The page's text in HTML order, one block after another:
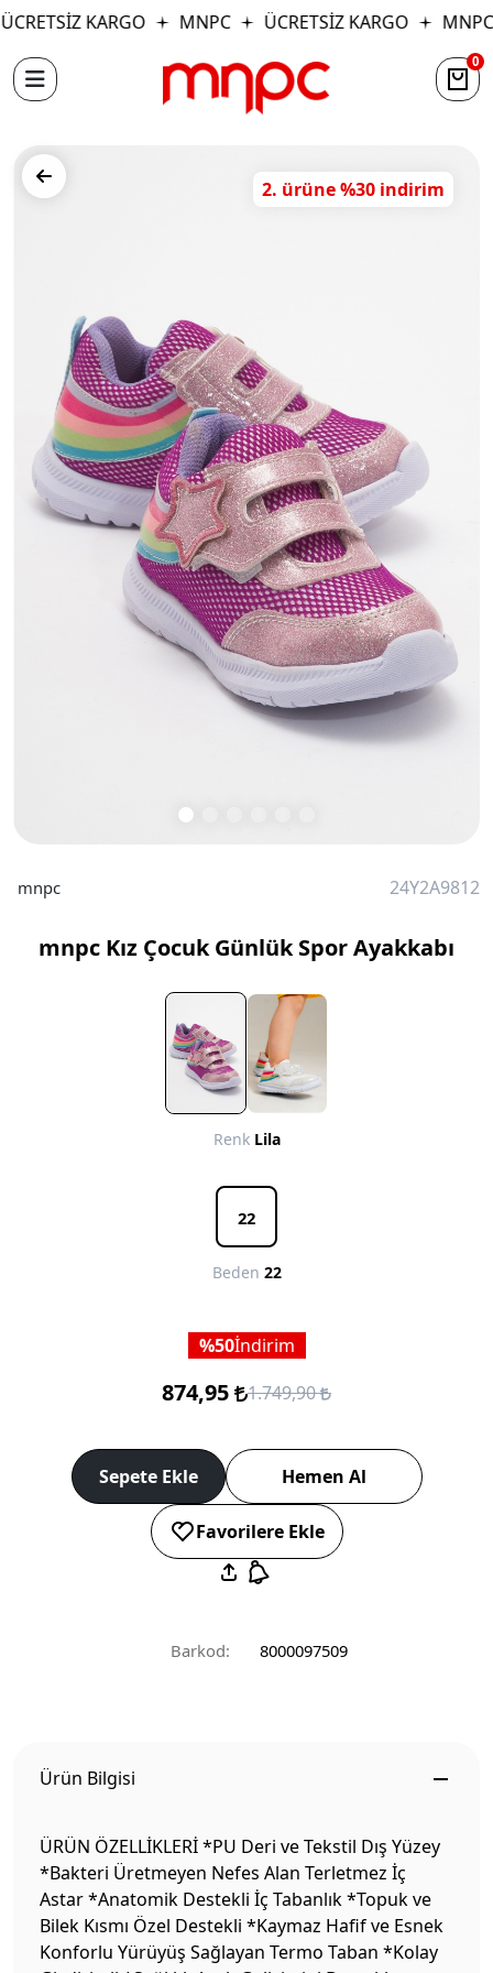
KARGO MNPC ÜCRETSİZ KARGO MNPC
0
2. ürüne %30 indirim
mnpc 24Y2A9812
mnpc Kız Çocuk Günlük Spor Ayakkabı
Renk Lila
22
Beden 22
50İndirim
874,95 1.749,90
Sepete Ekle Hemen Al
Favorilere Ekle
Barkod: 8000097509
Ürün Bilgisi
ÜRÜN ÖZELLİKLERİ *PU Deri ve Tekstil Dış Yüzey
*Bakteri Üretmeyen Nefes Alan Terletmez İç
Astar *Anatomik Destekli İç Tabanlık *Topuk ve
Bilek Kısmı Özel Destekli *Kaymaz Hafif ve Esnek
Konforlu Yürüyüş Sağlayan Termo Taban *Kolay